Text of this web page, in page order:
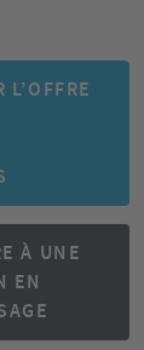
À UNE
EN